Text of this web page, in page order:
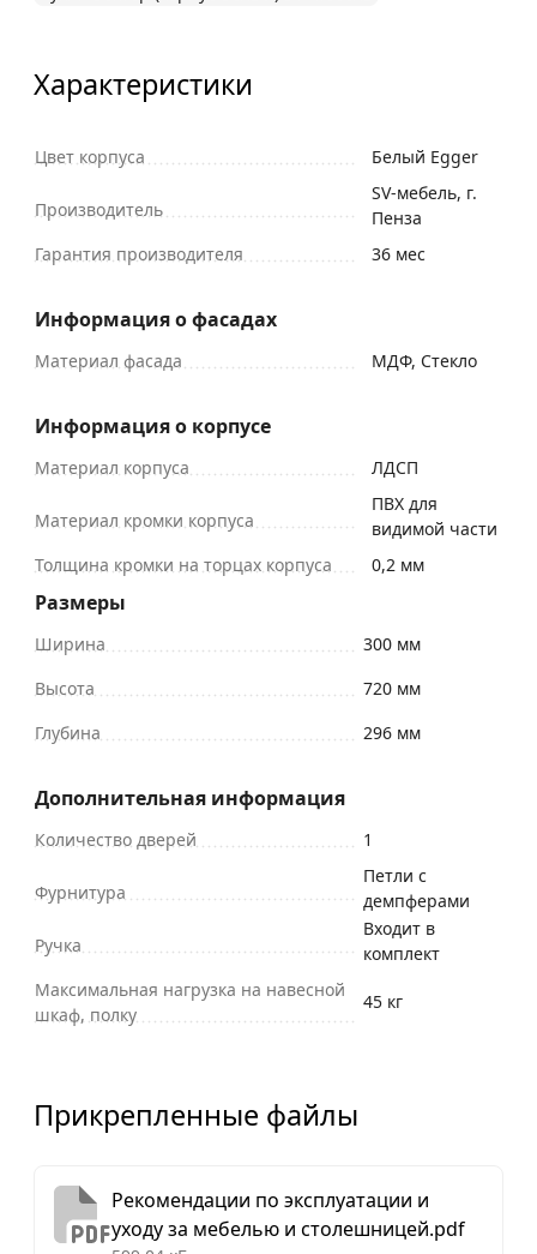
Характеристики
Цвет корпуса Белый Egger
Производитель
SV-мебель, г.
Пенза
Гарантия производителя
36 мес
Информация о фасадах
Материал фасада МДФ, Стекло
Информация о корпусе
Материал корпуса ЛДСП
Материал кромки корпуса
ПВХ для
видимой части
Толщина кромки на торцах корпуса
0,2 мм
Размеры
Ширина
300 мм
Высота
720 мм
Глубина
296 мм
Дополнительная информация
Количество дверей 1
Фурнитура
Петли с
демпферами
Ручка
Входит в
комплект
Максимальная нагрузка на навесной
шкаф, полку
45 кг
Прикрепленные файлы
Рекомендации по эксплуатации и
уходу за мебелью и столешницей.pdf